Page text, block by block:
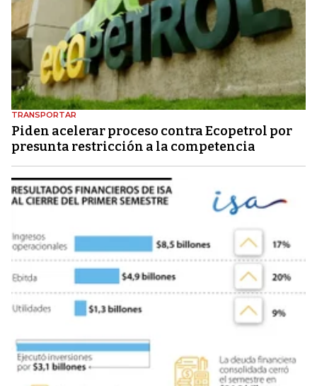
TRANSPORTAR
Piden acelerar proceso contra Ecopetrol por
presunta restricción a la competencia